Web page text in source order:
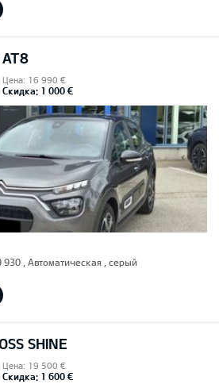
AT8
Цена: 16 990 €
Скидка: 1 000 €
930 , Автоматическая , серый
SHINE
Цена: 19 500 €
Скидка: 1 600 €